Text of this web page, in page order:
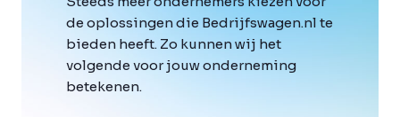
de oplossingen die Bedrijfswagen.nl te
bieden heeft. Zo kunnen wij het
volgende voor jouw onderneming
betekenen.